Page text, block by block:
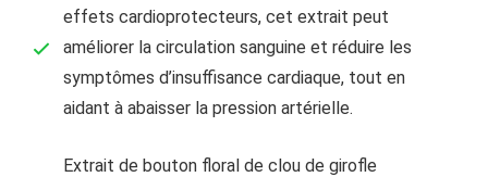
effets cardioprotecteurs, cet extrait peut
améliorer la circulation sanguine et réduire les
symptômes d’insuffisance cardiaque, tout en
aidant à abaisser la pression artérielle.
Extrait de bouton floral de clou de girofle